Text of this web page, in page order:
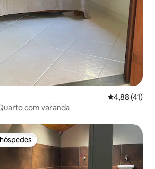
4,88 de uma
4,88 (41)
com varanda
preferidos dos hóspedes